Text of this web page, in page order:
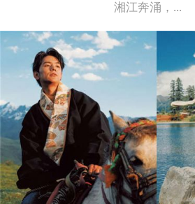
湘江奔涌，...